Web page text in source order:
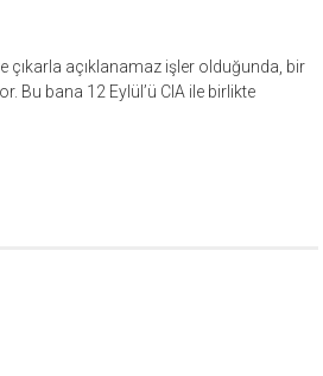
çıkarla açıklanamaz işler olduğunda, bir
Bu bana 12 Eylül’ü CIA ile birlikte